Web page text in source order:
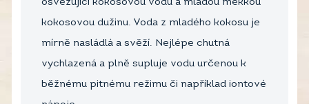
osvěžující kokosovou vodu a mladou měkkou
kokosovou dužinu. Voda z mladého kokosu je
mírně nasládlá a svěží. Nejlépe chutná
vychlazená a plně supluje vodu určenou k
běžnému pitnému režimu či například iontové